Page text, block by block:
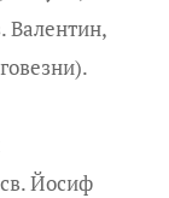
Валентин,
Йосиф